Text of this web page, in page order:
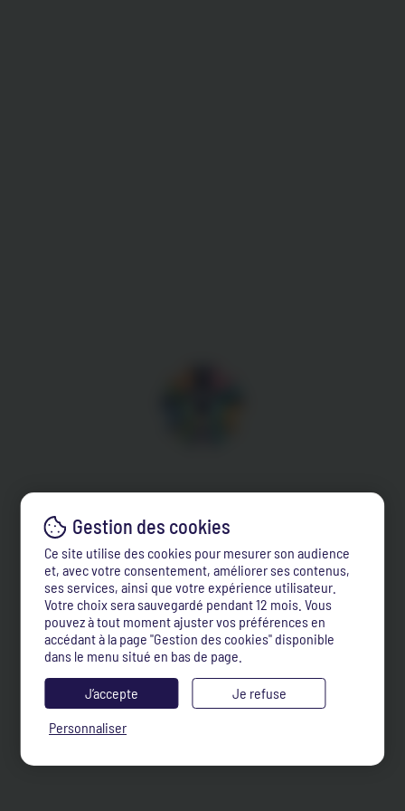
Ce site utilise des cookies pour mesurer son audience
et, avec votre consentement, améliorer ses contenus,
ses services, ainsi que votre expérience utilisateur.
Votre choix sera sauvegardé pendant 12 mois. Vous
pouvez à tout moment ajuster vos préférences en
accédant à la page "Gestion des cookies" disponible
dans le menu situé en bas de page.
J’accepte
Je refuse
Personnaliser